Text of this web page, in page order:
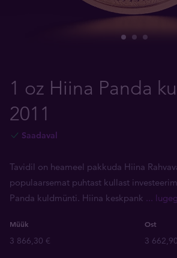
1 oz Hiina Panda
2011
Saadaval
Tavidil on heameel pakkuda Hiina
populaarsemat puhtast kullast
Panda kuldmünti. Hiina keskpank ...
Müük Ost
3 866,30 € 3